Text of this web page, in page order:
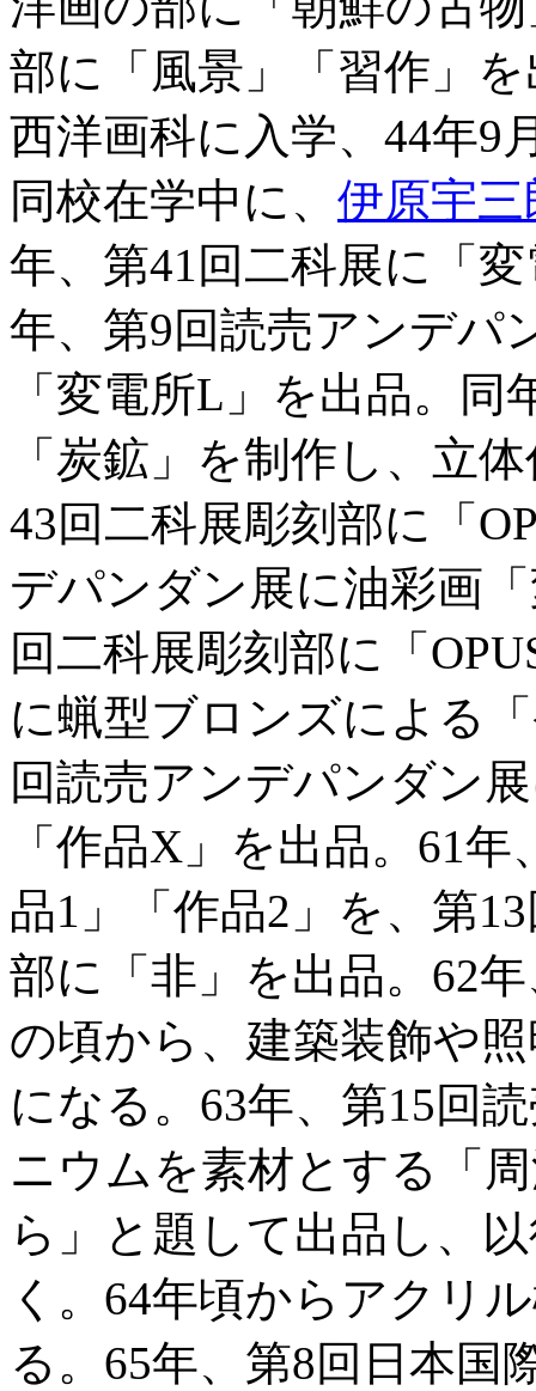
部に「風景」「習作」
西洋画科に入学、44年9
同校在学中に、 伊原宇三
年、第41回二科展に「
年、第9回読売アンデパ
「変電所L」を出品。
「炭鉱」を制作し、立
43回二科展彫刻部に「
デパンダン展に油彩画
回二科展彫刻部に「
に蝋型ブロンズによる
回読売アンデパンダン
「作品X」を出品。61
品1」「作品2」を、第
部に「非」を出品。62
の頃から、建築装飾や
になる。63年、第15回
ニウムを素材とする「
ら」と題して出品し、
く。64年頃からアクリ
る。65年、第8回日本国